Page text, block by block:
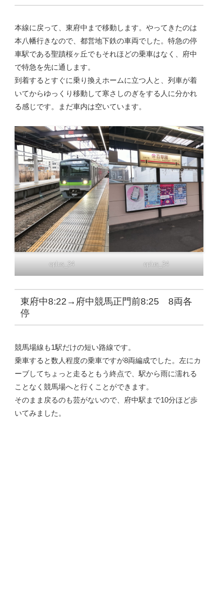
本線に戻って、東府中まで移動します。やってきたのは
本八幡行きなので、都営地下鉄の車両でした。特急の停
車駅である聖蹟桜ヶ丘でもそれほどの乗車はなく、府中
で特急を先に通します。
到着するとすぐに乗り換えホームに立つ人と、列車が着
いてからゆっくり移動して寒さしのぎをする人に分かれ
る感じです。まだ車内は空いています。
oplus_34 oplus_34
東府中8:22→府中競馬正門前8:25 8両各
停
競馬場線も1駅だけの短い路線です。
乗車すると数人程度の乗車ですが8両編成でした。左にカ
ーブしてちょっと走るともう終点で、駅から雨に濡れる
ことなく競馬場へと行くことができます。
そのまま戻るのも芸がないので、府中駅まで10分ほど歩
いてみました。